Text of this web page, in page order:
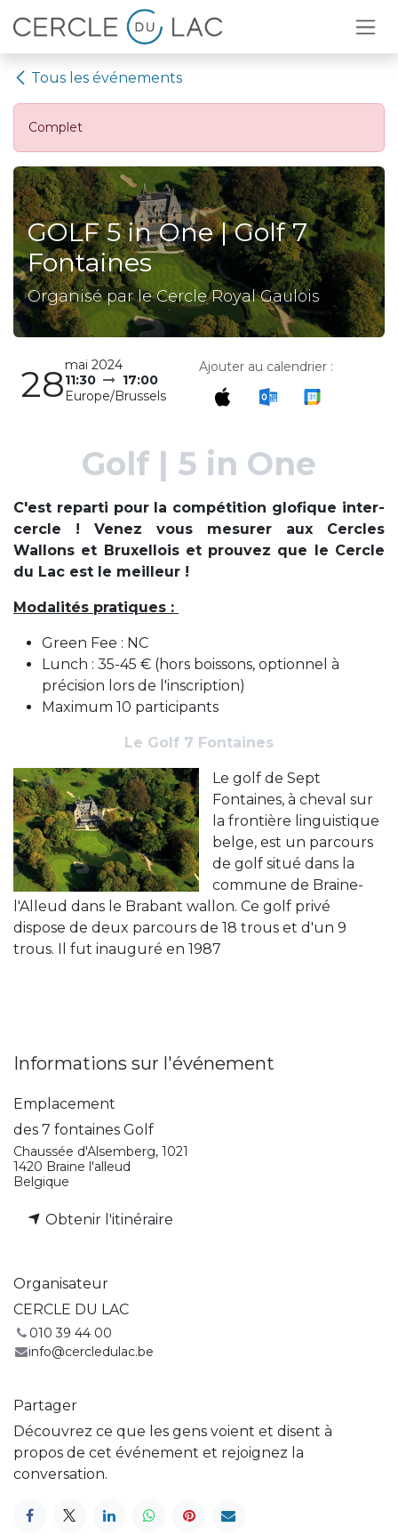
Se rendre au contenu
Tous les événements
Complet
GOLF 5 in One | Golf 7
Fontaines
Organisé par le Cercle Royal Gaulois
28mai 2024
11:30
17:00
Europe/Brussels
Ajouter au calendrier :
Golf | 5 in One
C'est reparti pour la compétition glofique inter-
cercle ! Venez vous mesurer aux Cercles
Wallons et Bruxellois et prouvez que le Cercle
du Lac est le meilleur !
Modalités pratiques :
Green Fee : NC
Lunch : 35-45 € (hors boissons, optionnel à
précision lors de l'inscription)
Maximum 10 participants
Le Golf 7 Fontaines
Le golf de Sept
Fontaines, à cheval sur
la frontière linguistique
belge, est un parcours
de golf situé dans la
commune de Braine-
l'Alleud dans le Brabant wallon. Ce golf privé
dispose de deux parcours de 18 trous et d'un 9
trous. Il fut inauguré en 1987
Informations sur l'événement
Emplacement
des 7 fontaines Golf
Chaussée d'Alsemberg, 1021
1420 Braine l'alleud
Belgique
Obtenir l'itinéraire
Organisateur
CERCLE DU LAC
010 39 44 00
info@cercledulac.be
Partager
Découvrez ce que les gens voient et disent à
propos de cet événement et rejoignez la
conversation.